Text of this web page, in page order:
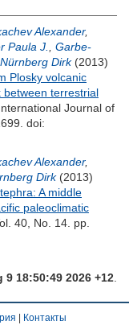
Alexander,
Paula J.
Garbe-
Nürnberg Dirk(2013)
Plosky volcanic
between terrestrial
Journal of
doi:
Alexander,
Dirk(2013)
A middle
paleoclimatic
40, No. 14. pp.
9 18:50:49 2026 +12
Контакты